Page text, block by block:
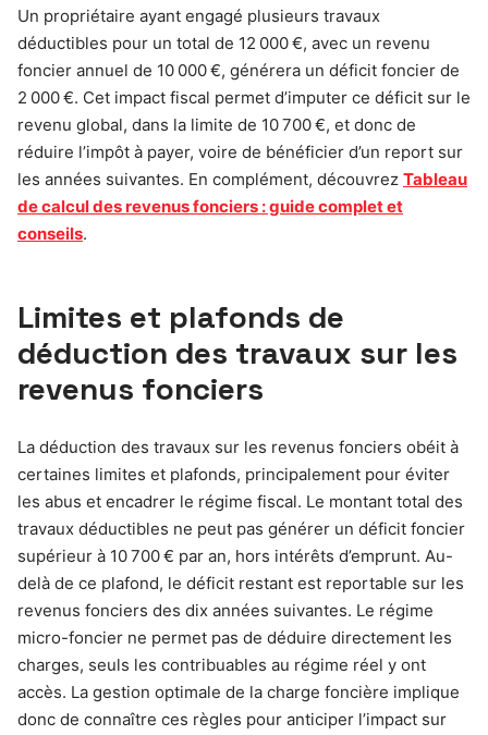
Un propriétaire ayant engagé plusieurs travaux
déductibles pour un total de 12 000 €, avec un revenu
foncier annuel de 10 000 €, générera un déficit foncier de
2 000 €. Cet impact fiscal permet d’imputer ce déficit sur le
revenu global, dans la limite de 10 700 €, et donc de
réduire l’impôt à payer, voire de bénéficier d’un report sur
les années suivantes. En complément, découvrez Tableau
de calcul des revenus fonciers : guide complet et
conseils.
Limites et plafonds de
déduction des travaux sur les
revenus fonciers
La déduction des travaux sur les revenus fonciers obéit à
certaines limites et plafonds, principalement pour éviter
les abus et encadrer le régime fiscal. Le montant total des
travaux déductibles ne peut pas générer un déficit foncier
supérieur à 10 700 € par an, hors intérêts d’emprunt. Au-
delà de ce plafond, le déficit restant est reportable sur les
revenus fonciers des dix années suivantes. Le régime
micro-foncier ne permet pas de déduire directement les
charges, seuls les contribuables au régime réel y ont
accès. La gestion optimale de la charge foncière implique
donc de connaître ces règles pour anticiper l’impact sur